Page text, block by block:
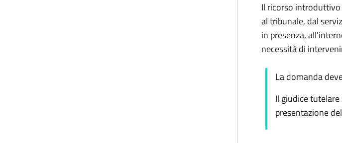
Il ricorso
al tribunale, dal
in presenza,
necessità di
La domanda
Il giudice
presentazione